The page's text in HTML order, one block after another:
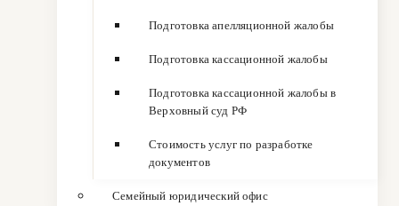
Подготовка апелляционной жалобы
Подготовка кассационной жалобы
Подготовка кассационной жалобы в
Верховный суд РФ
Стоимость услуг по разработке
документов
Семейный юридический офис